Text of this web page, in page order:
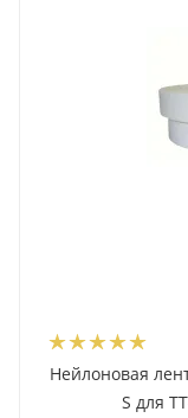
Нейлоновая
S для